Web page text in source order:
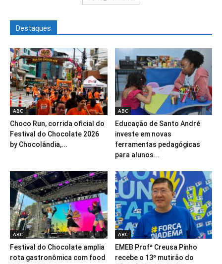
Destaques
ABC
Choco Run, corrida oficial do
Festival do Chocolate 2026
by Chocolândia,...
ABC
Educação de Santo André
investe em novas
ferramentas pedagógicas
para alunos...
ABC
Festival do Chocolate amplia
rota gastronômica com food
ABC
EMEB Profª Creusa Pinho
recebe o 13º mutirão do